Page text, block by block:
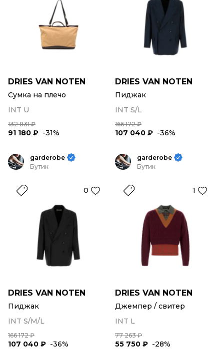
DRIES VAN NOTEN
Сумка на плечо
INT U
132 831 ₽
91 180 ₽ -31%
DRIES VAN NOTEN
Пиджак
INT S/L
166 172 ₽
107 040 ₽ -36%
garderobe
Бутик
0
DRIES VAN NOTEN
Пиджак
INT S/M/L
166 172 ₽
107 040 ₽ -36%
garderobe
Бутик
1
DRIES VAN NOTEN
Джемпер / свитер
INT L
77 263 ₽
55 750 ₽ -28%